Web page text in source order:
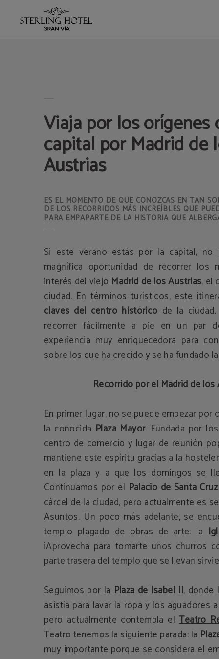
Viaja Por Los Orígenes De La Capital Por Madrid De Los Austrias del Hotel
Viaja por los orígenes
capital por Madrid de
Austrias
ES EL MOMENTO DE QUE CONOZCAS EN TAN
DE LOS RECORRIDOS MÁS INCREÍBLES QUE
PARA EMPAPARTE DE LA HISTORIA QUE
Si este verano estás por la capital, no
magnífica oportunidad de recorrer los
interés del viejo Madrid de los Austrias, el
ciudad. En términos turísticos, este
claves del centro histórico de la
recorrer fácilmente a pie en un par
experiencia muy enriquecedora para
sobre los que ha crecido y se ha fundado
Recorrido por el Madrid de los
En primer lugar, no se puede empezar
la conocida Plaza Mayor. Fundada por
centro de comercio y lugar de reunión
mantiene este espíritu gracias a la
en la plaza y a que los domingos se
Continuamos por el Palacio de Santa Cruz
cárcel de la ciudad, pero actualmente es
Asuntos. Un poco más adelante, se
templo plagado de obras de arte: la
¡Aprovecha para tomarte unos churros
parte trasera del templo que se llevan
Seguimos por la Plaza de Isabel II, donde
asistía para lavar la ropa y los aguadores
pero actualmente contempla elTeatro
Teatro tenemos la siguiente parada: la
muy importante porque se considera el